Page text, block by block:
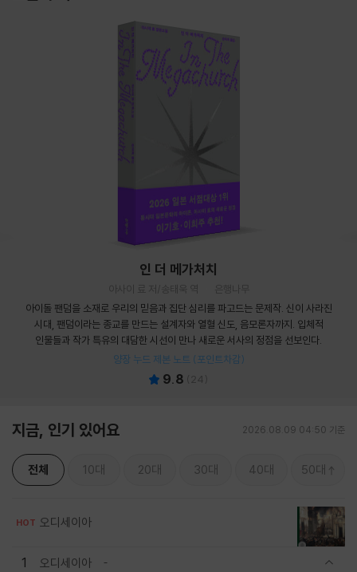
인 더 메가처치
아사이 료 저/송태욱 역
은행나무
아이돌 팬덤을 소재로 우리의 믿음과 집단 심리를 파고드는 문제작. 신이 사라진
시대, 팬덤이라는 종교를 만드는 설계자와 열혈 신도, 음모론자까지. 입체적
인물들과 작가 특유의 대담한 시선이 만나 새로운 서사의 정점을 선보인다.
양장 누드 제본 노트 (포인트차감)
9.8 24
지금, 인기 있어요 2026.08.09 04:50 기준
전체 10대 20대 30대 40대 50대
HOT 오디세이아
1 오디세이아